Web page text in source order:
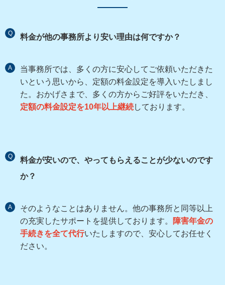
Q 料金が他の事務所より安い理由は何ですか？
A
当事務所では、多くの方に安心してご依頼いただきた
いという思いから、定額の料金設定を導入いたしまし
た。おかげさまで、多くの方からご好評をいただき、
定額の料金設定を10年以上継続しております。
Q
料金が安いので、やってもらえることが少ないのです
か？
A
そのようなことはありません。他の事務所と同等以上
の充実したサポートを提供しております。
障害年金の
手続きを全て代行いたしますので、安心してお任せく
ださい。